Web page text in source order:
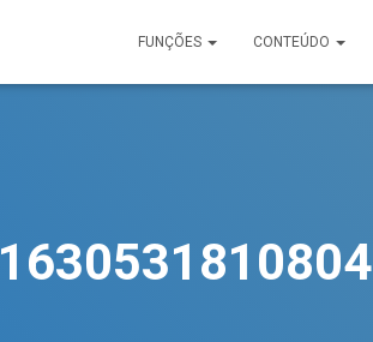
FUNÇÕES CONTEÚDO
1630531810804